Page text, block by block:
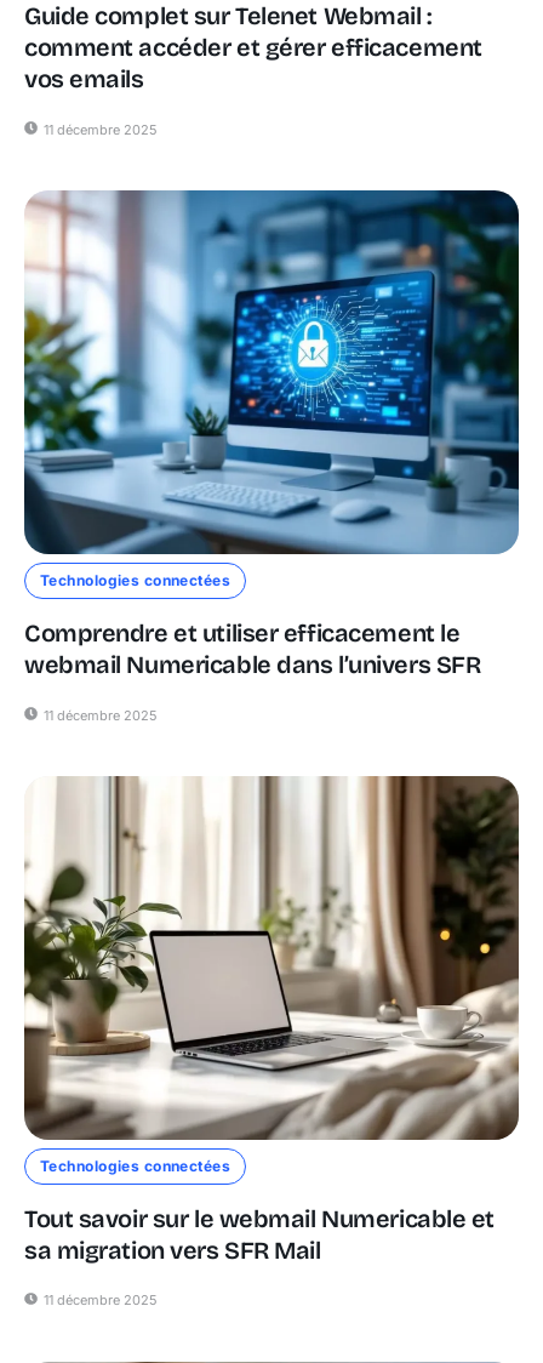
Guide complet sur Telenet Webmail :
comment accéder et gérer efficacement
vos emails
11 décembre 2025
Technologies connectées
Comprendre et utiliser efficacement le
webmail Numericable dans l’univers SFR
11 décembre 2025
Technologies connectées
Tout savoir sur le webmail Numericable et
sa migration vers SFR Mail
11 décembre 2025